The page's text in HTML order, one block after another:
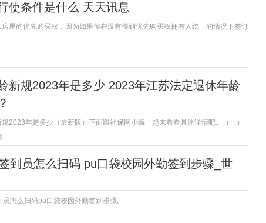
使条件是什么 天天讯息
屋的优先购买权，因为如果你在没有得到优先购买权拥有人统一的情况下签订
新规2023年是多少 2023年江苏法定退休年龄
2023年是多少（最新版）下面跟社保网小编一起来看看具体详情吧。（一）
到员怎么扫码 pu口袋校园外勤签到步骤_世
员怎么扫码pu口袋校园外勤签到步骤,